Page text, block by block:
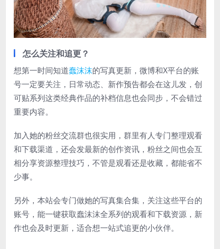
怎么关注和追更？
想第一时间知道蠢沫沫的写真更新，微博和X平台的账
号一定要关注，日常动态、新作预告都会在这儿发，创
可贴系列这类经典作品的补档信息也会同步，不会错过
重要内容。
加入她的粉丝交流群也很实用，群里有人专门整理观看
和下载渠道，还会发最新的创作资讯，粉丝之间也会互
相分享资源整理技巧，不管是观看还是收藏，都能省不
少事。
另外，本站会专门做她的写真集合集，关注这些平台的
账号，能一键获取蠢沫沫全系列的观看和下载资源，新
作也会及时更新，适合想一站式追更的小伙伴。